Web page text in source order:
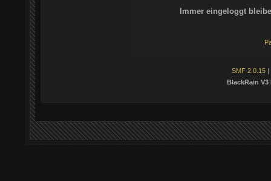
Immer eingeloggt
SMF 2.0.15 |
BlackRain V3